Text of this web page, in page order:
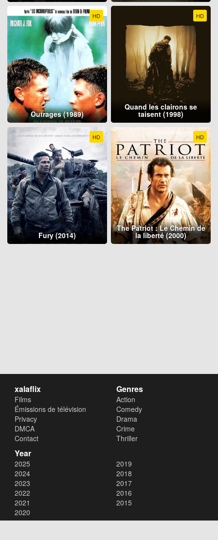
HD
Outrages (1989)
HD
Quand les clairons se
taisent (1998)
HD
Fury (2014)
HD
The Patriot : Le Chemin de
la liberté (2000)
xalaflix
Films
Émissions de télévision
Privacy
DMCA
Contact
Genres
Action
Comedy
Drama
Crime
Thriller
Year
2025
2024
2023
2022
2021
2020
2019
2018
2017
2016
2015